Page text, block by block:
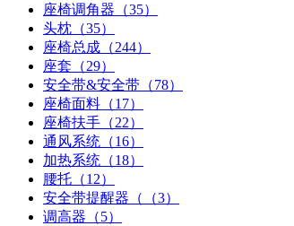
座椅调角器（35）
头枕（35）
座椅总成（244）
座套（29）
安全带&安全带（78）
座椅面料（17）
座椅扶手（22）
通风系统（16）
加热系统（18）
腰托（12）
安全带提醒器（（3）
调高器（5）